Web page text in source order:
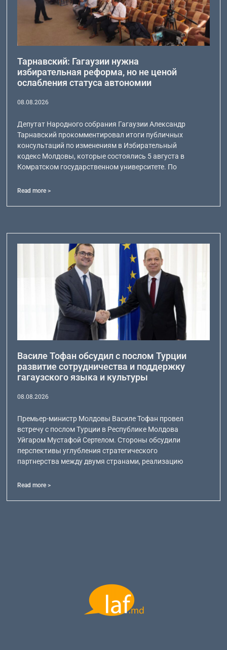
Тарнавский: Гагаузии нужна
избирательная реформа, но не ценой
ослабления статуса автономии
08.08.2026
Депутат Народного собрания Гагаузии Александр
Тарнавский прокомментировал итоги публичных
консультаций по изменениям в Избирательный
кодекс Молдовы, которые состоялись 5 августа в
Комратском государственном университете. По
Read more >
Василе Тофан обсудил с послом Турции
развитие сотрудничества и поддержку
гагаузского языка и культуры
08.08.2026
Премьер-министр Молдовы Василе Тофан провел
встречу с послом Турции в Республике Молдова
Уйгаром Мустафой Сертелом. Стороны обсудили
перспективы углубления стратегического
партнерства между двумя странами, реализацию
Read more >